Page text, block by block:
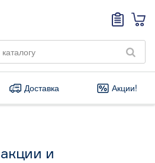
Доставка Акции!
и